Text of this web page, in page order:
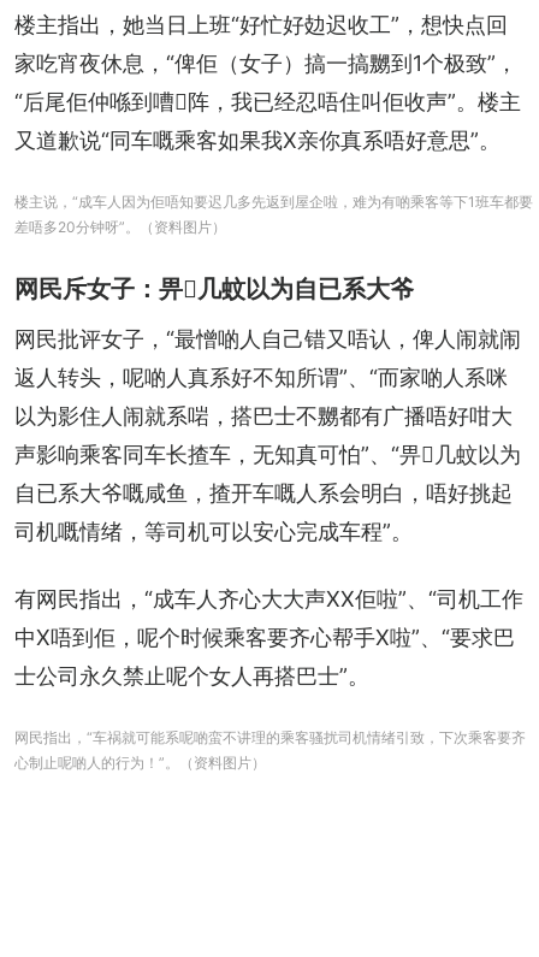
楼主指出，她当日上班“好忙好攰迟收工”，想快点回
家吃宵夜休息，“俾佢（女子）搞一搞嬲到1个极致”，
“后尾佢仲喺到嘈𠮶阵，我已经忍唔住叫佢收声”。楼主
又道歉说“同车嘅乘客如果我X亲你真系唔好意思”。
楼主说，“成车人因为佢唔知要迟几多先返到屋企啦，难为有啲乘客等下1班车都要
差唔多20分钟呀”。（资料图片）
网民斥女子：畀𠮶几蚊以为自已系大爷
网民批评女子，“最憎啲人自己错又唔认，俾人闹就闹
返人转头，呢啲人真系好不知所谓”、“而家啲人系咪
以为影住人闹就系啱，搭巴士不嬲都有广播唔好咁大
声影响乘客同车长揸车，无知真可怕”、“畀𠮶几蚊以为
自已系大爷嘅咸鱼，揸开车嘅人系会明白，唔好挑起
司机嘅情绪，等司机可以安心完成车程”。
有网民指出，“成车人齐心大大声XX佢啦”、“司机工作
中X唔到佢，呢个时候乘客要齐心帮手X啦”、“要求巴
士公司永久禁止呢个女人再搭巴士”。
网民指出，“车祸就可能系呢啲蛮不讲理的乘客骚扰司机情绪引致，下次乘客要齐
心制止呢啲人的行为！”。（资料图片）